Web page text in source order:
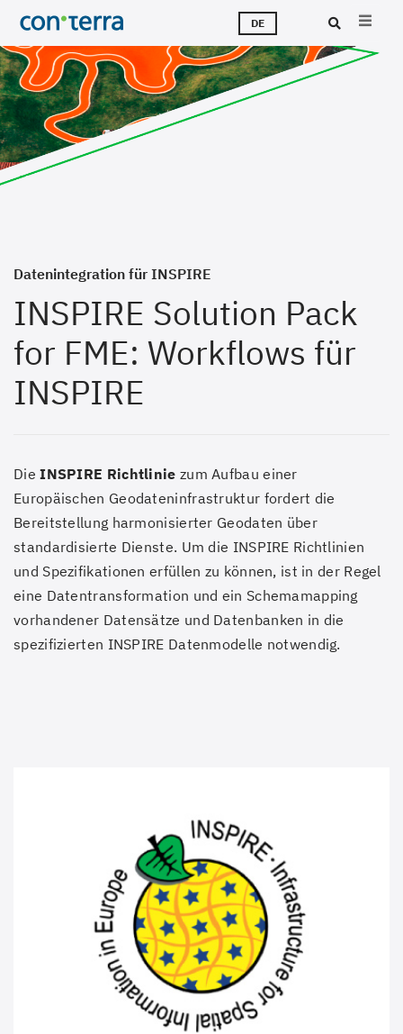
Direkt
zum
Inhalt
DE
Datenintegration für INSPIRE
INSPIRE Solution Pack
for FME: Workflows für
INSPIRE
DieINSPIRE Richtlinie zum Aufbau einer
Europäischen Geodateninfrastruktur fordert die
Bereitstellung harmonisierter Geodaten über
standardisierte Dienste. Um die INSPIRE Richtlinien
und Spezifikationen erfüllen zu können, ist in der Regel
eine Datentransformation und ein Schemamapping
vorhandener Datensätze und Datenbanken in die
spezifizierten INSPIRE Datenmodelle notwendig.